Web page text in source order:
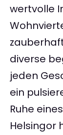
wertvolle
diverse
jeden
ein
Ruhe
Helsingor